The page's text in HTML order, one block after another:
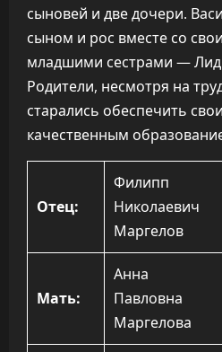
сыновей и две дочери.
сыном и рос вместе со
младшими сестрами —
Родители, несмотря на
старались обеспечить
качественным
Отец:
Филипп
Николаевич
Маргелов
Мать:
Анна
Павловна
Маргелова